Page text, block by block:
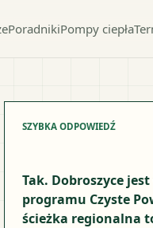
PoradnikiPompy ciepła
SZYBKA ODPOWIEDŹ
Tak. Dobroszyce
programu Czyste
ścieżka regionalna